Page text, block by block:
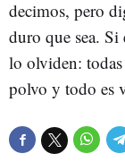
decimos, pero
duro que sea.
lo olviden:
polvo y todo es